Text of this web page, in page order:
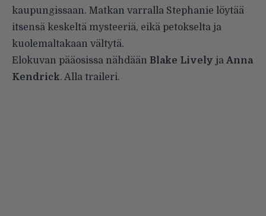
kaupungissaan. Matkan varralla Stephanie löytää
itsensä keskeltä mysteeriä, eikä petokselta ja
kuolemaltakaan vältytä.
Elokuvan pääosissa nähdään Blake Lively ja Anna
Kendrick. Alla traileri.